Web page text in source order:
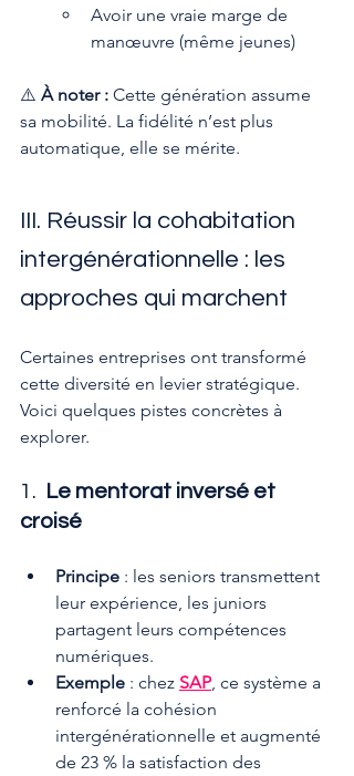
Avoir une vraie marge de
manœuvre (même jeunes)
⚠️ À noter : Cette génération assume
sa mobilité. La fidélité n’est plus
automatique, elle se mérite.
III. Réussir la cohabitation
intergénérationnelle : les
approches qui marchent
Certaines entreprises ont transformé
cette diversité en levier stratégique.
Voici quelques pistes concrètes à
explorer.
1. Le mentorat inversé et
croisé
Principe : les seniors transmettent
leur expérience, les juniors
partagent leurs compétences
numériques.
Exemple : chez SAP, ce système a
renforcé la cohésion
intergénérationnelle et augmenté
de 23 % la satisfaction des